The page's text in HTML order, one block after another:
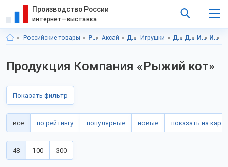
Производство России
интернет—выставка
Российские товары Ростовская область Аксай Детские товары Игрушки Детские товары, Ростовская область Детские товары, г.Аксай Игрушки, Ростовская область Игрушки, г.Аксай
Продукция Компания «Рыжий кот»
Показать фильтр
всё по рейтингу популярные новые показать на карте
48 100 300